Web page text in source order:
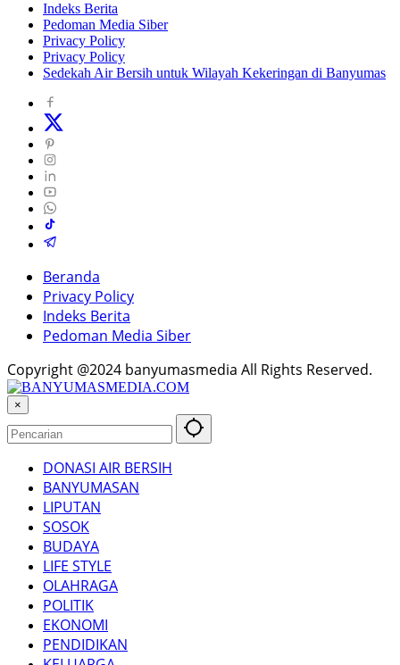
Indeks Berita
Pedoman Media Siber
Privacy Policy
Privacy Policy
Sedekah Air Bersih untuk Wilayah Kekeringan di Banyumas
Beranda
Privacy Policy
Indeks Berita
Pedoman Media Siber
Copyright @2024 banyumasmedia All Rights Reserved.
×
DONASI AIR BERSIH
BANYUMASAN
LIPUTAN
SOSOK
BUDAYA
LIFE STYLE
OLAHRAGA
POLITIK
EKONOMI
PENDIDIKAN